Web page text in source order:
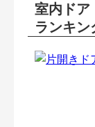
室内ドア
ランキン